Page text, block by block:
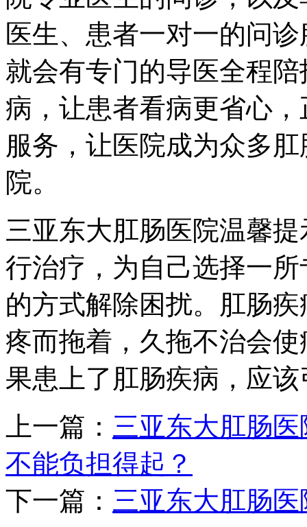
医生、患者一对一的问
就会有专门的导医全程
病，让患者看病更省心
服务，让医院成为众多
院。
三亚东大肛肠医院温馨
行治疗，为自己选择一
的方式解除困扰。肛肠
疼而拖着，久拖不治会
果患上了肛肠疾病，应
上一篇： 三亚东大肛肠
不能负担得起？
下一篇： 三亚东大肛肠